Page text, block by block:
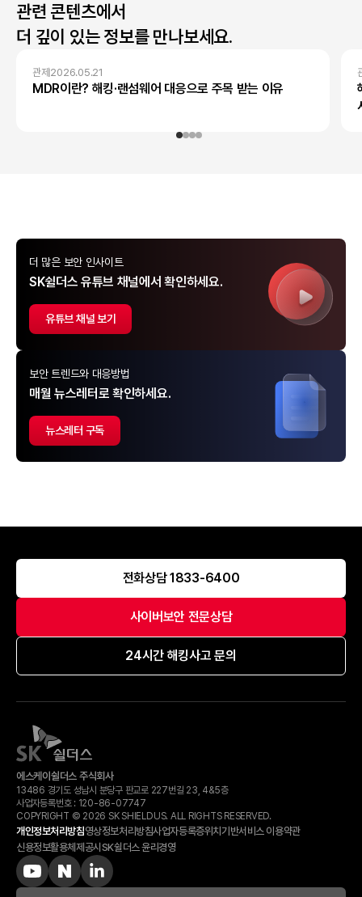
관련 콘텐츠에서
더 깊이 있는 정보를 만나보세요.
관제2026.05.21
MDR이란? 해킹·랜섬웨어 대응으로 주목 받는 이유
더 많은 보안 인사이트
SK쉴더스 유튜브 채널에서 확인하세요.
유튜브 채널 보기
보안 트렌드와 대응방법
매월 뉴스레터로 확인하세요.
뉴스레터 구독
전화상담 1833-6400
사이버보안 전문상담
24시간 해킹사고 문의
에스케이쉴더스 주식회사
13486 경기도 성남시 분당구 판교로 227번길 23, 4&5층
사업자등록번호 : 120-​86-​07747
COPYRIGHT © 2026 SK SHIELDUS. ALL RIGHTS RESERVED.
개인정보처리방침영상정보처리방침사업자등록증위치기반서비스 이용약관
신용정보활용체제공시 SK쉴더스 윤리경영